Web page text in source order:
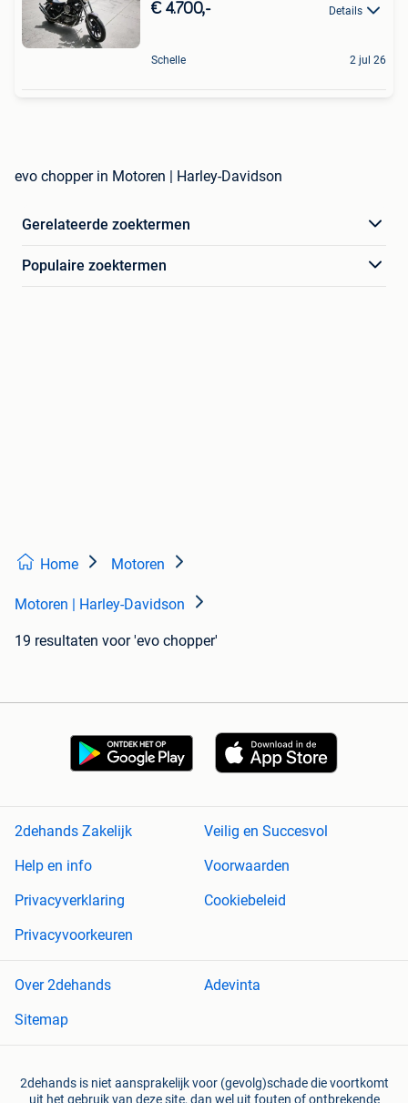
€ 4.700,- Details
Schelle 2 jul 26
evo chopper in Motoren | Harley-Davidson
Gerelateerde zoektermen
Populaire zoektermen
Home Motoren
Motoren | Harley-Davidson
19 resultaten voor 'evo chopper'
2dehands Zakelijk
Veilig en Succesvol
Help en info
Voorwaarden
Privacyverklaring
Cookiebeleid
Privacyvoorkeuren
Over 2dehands
Adevinta
Sitemap
2dehands is niet aansprakelijk voor (gevolg)schade die voortkomt
uit het gebruik van deze site, dan wel uit fouten of ontbrekende